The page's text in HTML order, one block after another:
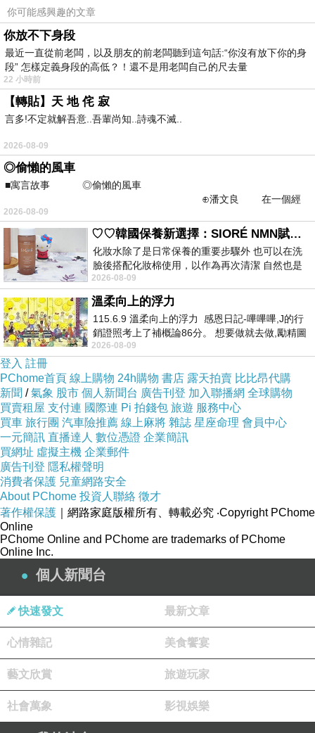
「這是它的花。」同事指著枝幹上的小白花說：
「它的花很香，盛開的時候，院子充滿了花香
味。」
大概花期已過吧，整棵樹上就只見兩朵小白花，
不注意還真看不到。聽同事說花很香，想聞聞
看，偏又長在鼻子湊不到的地方，只好作罷。
回來查了一下網路資料，原來樹葡萄有兩種名
稱：
樹葡萄
又名「嘉寶果」，屬桃金孃科，與蕃石
你可能感興趣的文章
你放不下身段
最近一直從前老闆，以及朋友的前老闆聽到這句話:“你沒有放下你的身
段” 怎樣定義身段的高低？！還不是用老闆自己的尺去量
22 小時前
【轉貼】天 地 侘 寂
言多!不定就解吾意..吾輩尚知..詩魂不滅..
2026-08-09
◎偷懶的風車
■寓言故事 ◎偷懶的風車
⊕潘文良 在一個經
常颳風的山丘上—&m
2026-08-09
♡♡韓國保養新選擇：SIORÉ NMN賦活泡泡化妝水♡♡
化妝水除了是日常保養的重要步驟外 也可以在洗
臉後搭配化妝棉使用，以作為再次清潔 自然也是
我的保養必備品項 不過，我對於化妝
2026-08-09
溫柔向上的浮力
115.6.9 溫柔向上的浮力 感恩日記-嗶嗶嗶,J的行
銷證照考上了補概論86分。 想要做就去做,勵精圖
治大成功,也是表法,堅持和努力
2026-08-09
登入 註冊
PChome首頁 線上購物 24h購物 書店 露天拍賣 比比昂代購
新聞 /氣象 股市 個人新聞台 廣告刊登 加入聯播網 全球購物
買賣租屋 支付連 國際連 Pi 拍錢包 旅遊 服務中心
買車 旅行團 汽車險推薦 線上麻將 雜誌 星座命理 會員中心
一元簡訊 直播達人 數位憑證 企業簡訊
買網址 虛擬主機 企業郵件
廣告刊登 隱私權聲明
消費者保護 兒童網路安全
About PChome 投資人聯絡 徵才
著作權保護 ｜網路家庭版權所有、轉載必究 ‧Copyright PChome
Online
PChome Online and PChome are trademarks of PChome
Online Inc.
個人新聞台
快速發文 最新文章
心情雜記 美食饗宴
藝文欣賞 旅遊玩家
社會萬象 影視娛樂